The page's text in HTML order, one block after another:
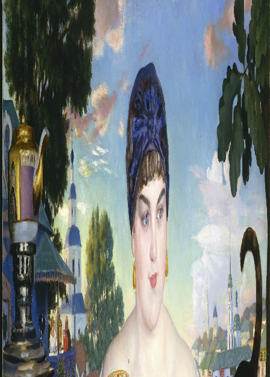
Русское искусство второй половины
Русское народное искусство XVII-XXI
Будущие выставки
Выездные выставки
Садко
Михаил Нестеров
Архив выставок
Степан Эрьзя – скульптор мира. К
Эпоха Императора Александра III и её
Архип Куинджи. Иллюзия света
Русская традиция
Наш авангард
Фёдор Васильев. К 175-летию со дня
Посетителям
Справочная информация
Адреса и часы работы
О билетах, льготах и услугах
Правила покупки и возврата билетов
Правила посещения музея
Высказать мнение / Сообщить о проблеме
Экскурсии